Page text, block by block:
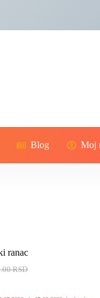
Blog Moj
ranac
RSD